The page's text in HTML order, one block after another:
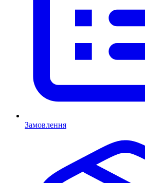
Замовлення